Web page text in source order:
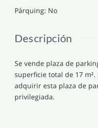
Párquing: No
Descripción
Se vende plaza de
superficie total de 17
adquirir esta plaza de
privilegiada.